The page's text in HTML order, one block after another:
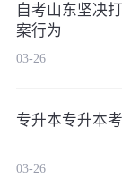
自考山东坚决
案行为
03-26
专升本专升本
03-26